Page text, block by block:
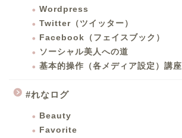
Wordpress
Twitter（ツイッター）
Facebook（フェイスブック）
ソーシャル美人への道
基本的操作（各メディア設定）講座
#れなログ
Beauty
Favorite